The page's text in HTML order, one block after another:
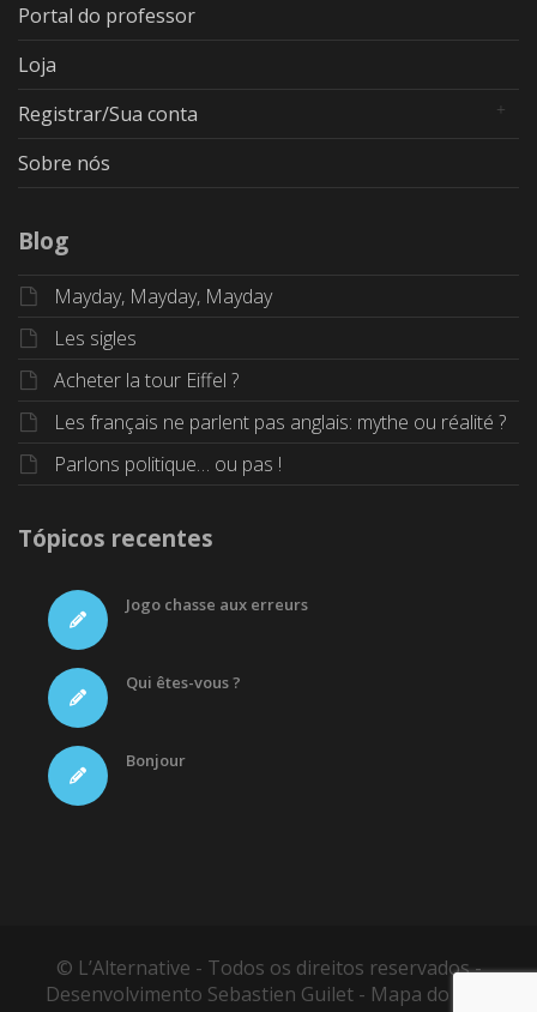
Portal do professor
Loja
Registrar/Sua conta
Sobre nós
Blog
Mayday, Mayday, Mayday
Les sigles
Acheter la tour Eiffel ?
Les français ne parlent pas anglais: mythe ou réalité ?
Parlons politique… ou pas !
Tópicos recentes
Jogo chasse aux erreurs
Qui êtes-vous ?
Bonjour
© L’Alternative - Todos os direitos reservados -
Desenvolvimento Sebastien Guilet - Mapa do site